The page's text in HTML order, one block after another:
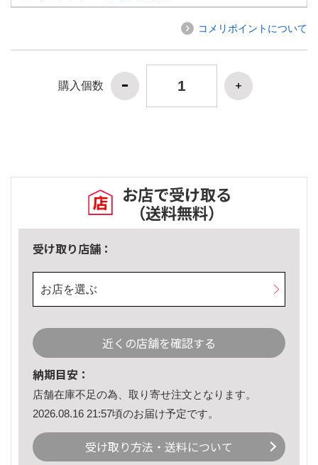
コメリポイントについて
購入個数
お店で受け取る
（送料無料）
受け取り店舗：
お店を選ぶ
近くの店舗を確認する
納期目安：
店舗在庫不足の為、取り寄せ注文となります。
2026.08.16 21:57頃のお届け予定です。
受け取り方法・送料について